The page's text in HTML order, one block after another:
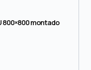
800×800 montado